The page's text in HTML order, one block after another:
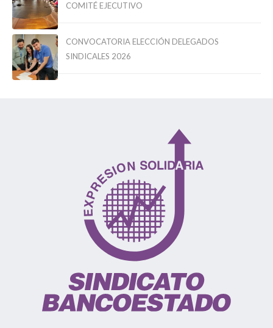
COMITÉ EJECUTIVO
CONVOCATORIA ELECCIÓN DELEGADOS
SINDICALES 2026